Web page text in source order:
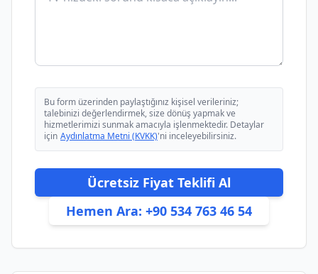
Bu form üzerinden paylaştığınız kişisel verileriniz;
talebinizi değerlendirmek, size dönüş yapmak ve
hizmetlerimizi sunmak amacıyla işlenmektedir. Detaylar
için Aydınlatma Metni (KVKK)'ni inceleyebilirsiniz.
Ücretsiz Fiyat Teklifi Al
Hemen Ara: +90 534 763 46 54